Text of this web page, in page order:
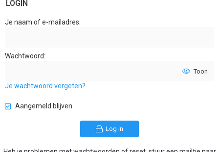
LOGIN
Je naam of e-mailadres
Wachtwoord
Toon
Je wachtwoord vergeten?
Aangemeld blijven
Log in